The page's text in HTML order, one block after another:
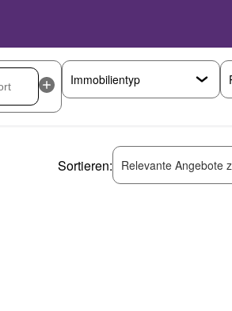
Sortieren: Relevante Angebote